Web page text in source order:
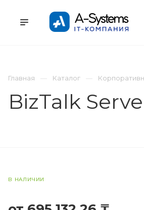
Главная
Каталог
BizTalk
В НАЛИЧИИ